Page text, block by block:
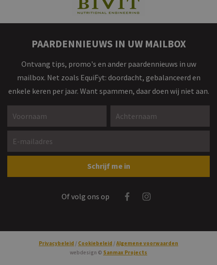
PAARDENNIEUWS IN UW MAILBOX
Ontvang tips, promo's en ander paardennieuws in uw
mailbox. Net zoals EquiFyt: doordacht, gebalanceerd en
enkele keren per jaar. Want spammen, daar doen wij niet aan.
Voornaam *
Achternaam *
E-mailadres *
Gelieve dit veld leeg te laten
Schrijf me in
Of volg ons op Facebook
Privacybeleid Cookiebeleid
Algemene voorwaarden
webdesign © Sanmax Projects